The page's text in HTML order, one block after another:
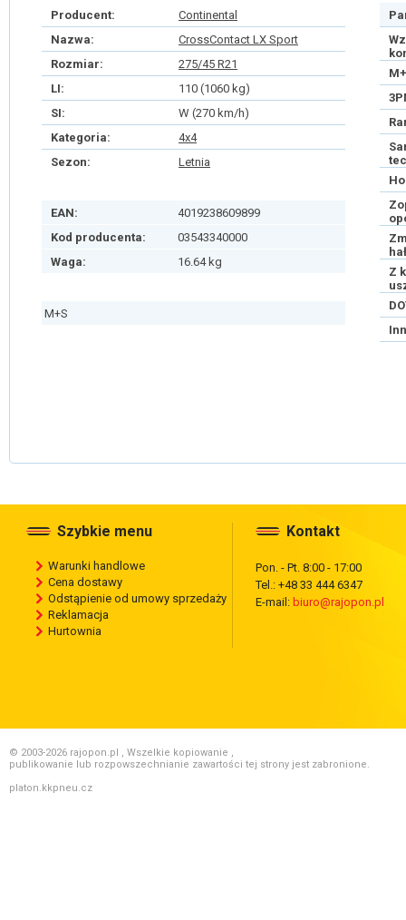
Producent:
Continental
Nazwa:
CrossContact LX Sport
Rozmiar:
275/45 R21
LI:
110 (1060 kg)
SI:
W (270 km/h)
Kategoria:
4x4
Sezon:
Letnia
EAN:
4019238609899
Kod producenta:
03543340000
Waga:
16.64 kg
M+S
Z
Szybkie menu
Warunki handlowe
Cena dostawy
Odstąpienie od umowy sprzedaży
Reklamacja
Hurtownia
Kontakt
Pon. - Pt. 8:00 - 17:00
Tel.: +48 33 444 6347
E-mail: biuro@rajopon.pl
© 2003-2026 rajopon.pl , Wszelkie kopiowanie ,
publikowanie lub rozpowszechnianie zawartości tej strony jest zabronione.
platon.kkpneu.cz